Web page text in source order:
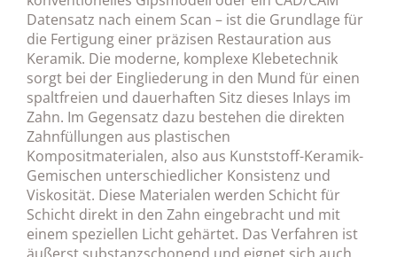
Datensatz nach einem Scan – ist die Grundlage für
die Fertigung einer präzisen Restauration aus
Keramik. Die moderne, komplexe Klebetechnik
sorgt bei der Eingliederung in den Mund für einen
spaltfreien und dauerhaften Sitz dieses Inlays im
Zahn. Im Gegensatz dazu bestehen die direkten
Zahnfüllungen aus plastischen
Kompositmaterialen, also aus Kunststoff-Keramik-
Gemischen unterschiedlicher Konsistenz und
Viskosität. Diese Materialen werden Schicht für
Schicht direkt in den Zahn eingebracht und mit
einem speziellen Licht gehärtet. Das Verfahren ist